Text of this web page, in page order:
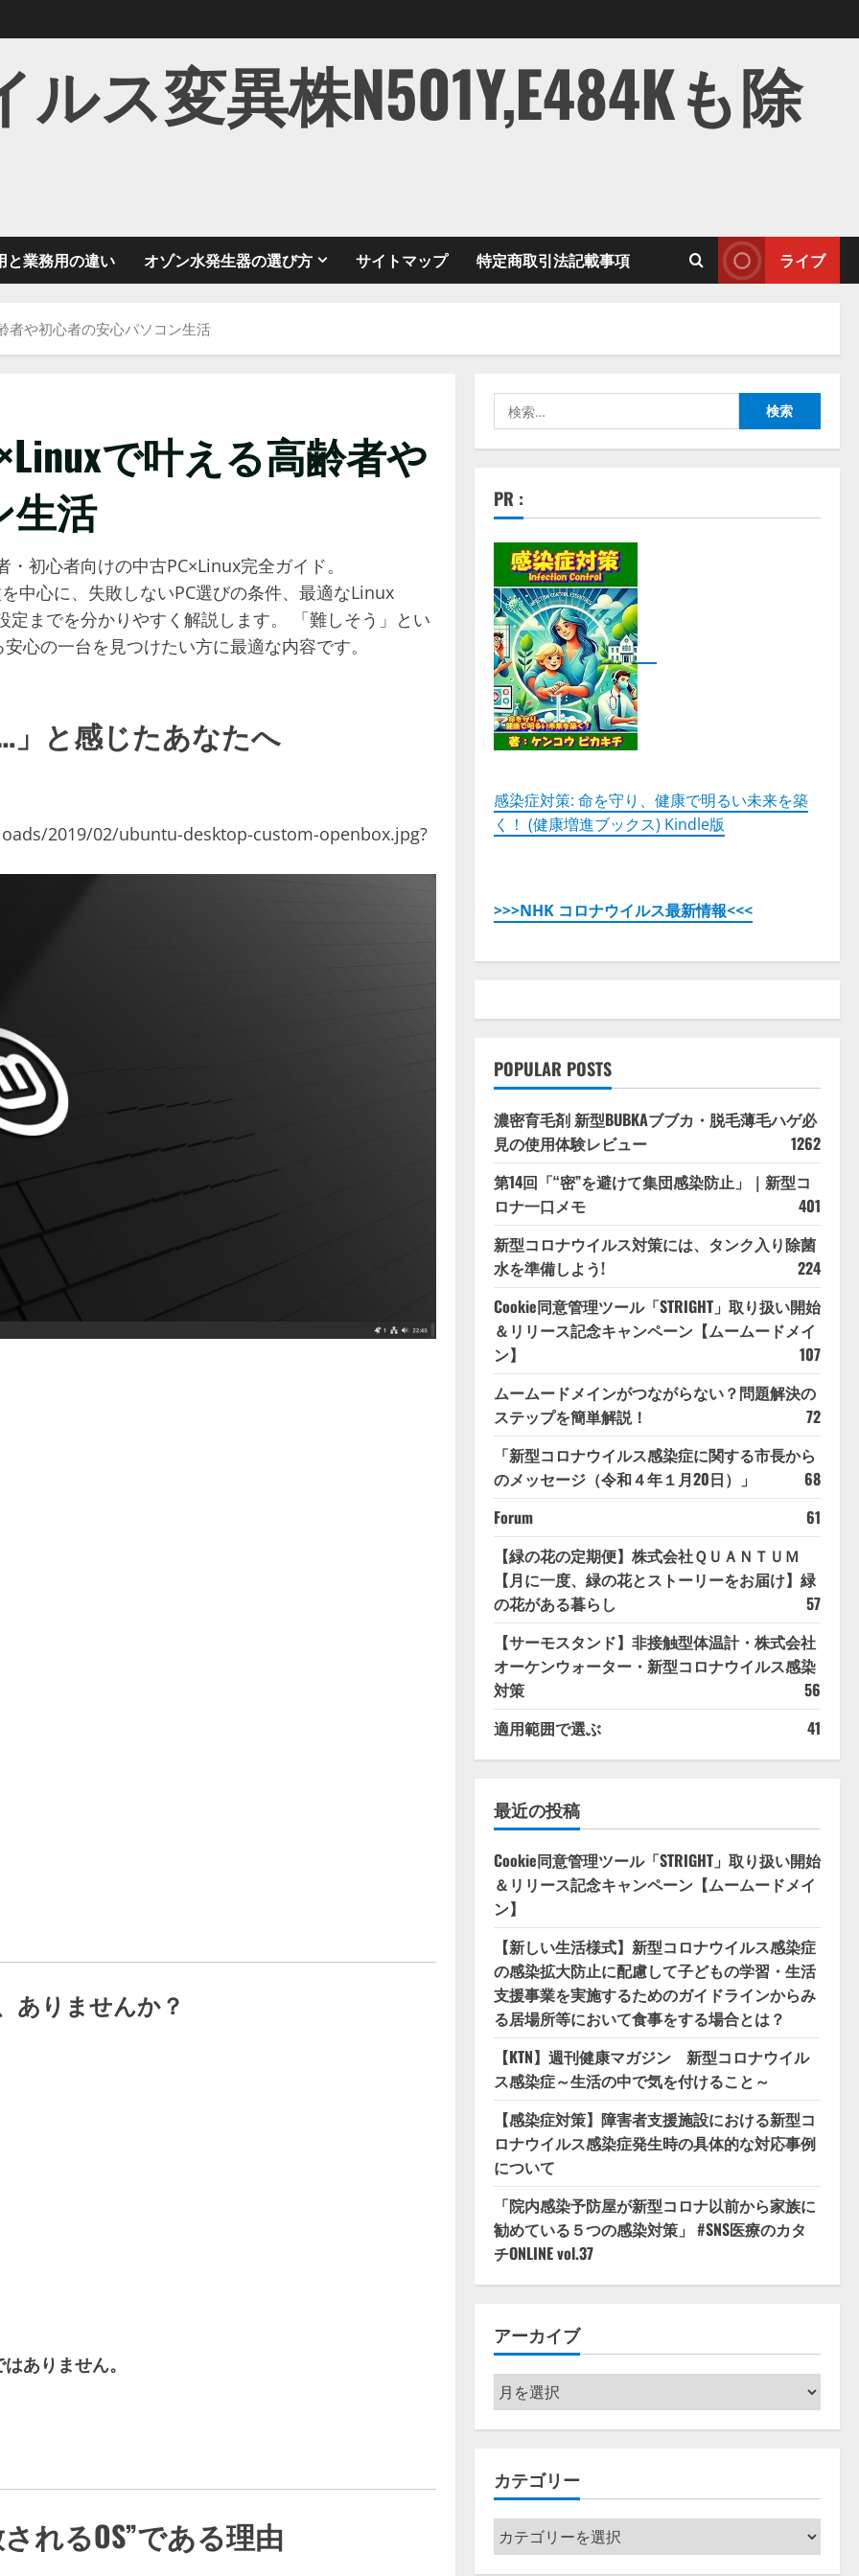
ス変異株N501Y,E484Kも除
と業務用の違い オゾン水発生器の選び方 サイトマップ 特定商取引法記載事項 ライブ
者や初心者の安心パソコン生活
で叶える高齢者や
生活
初心者向けの中古PC×Linux完全ガイド。
中心に、失敗しないPC選びの条件、最適なLinux
までを分かりやすく解説します。 「難しそう」とい
心の一台を見つけたい方に最適な内容です。
」と感じたあなたへ
ありませんか？
ありません。
れるOS”である理由
索:
PR :
感染症対策: 命を守り、健康で明るい未来を築
く！ (健康増進ブックス) Kindle版
>>>NHK コロナウイルス最新情報<<<
POPULAR POSTS
濃密育毛剤 新型BUBKAブブカ・脱毛薄毛ハゲ必
見の使用体験レビュー
1262
第14回「“密”を避けて集団感染防止」｜新型コ
ロナ一口メモ
401
新型コロナウイルス対策には、タンク入り除菌
水を準備しよう!
224
Cookie同意管理ツール「STRIGHT」取り扱い開始
＆リリース記念キャンペーン【ムームードメイ
ン】
107
ムームードメインがつながらない？問題解決の
ステップを簡単解説！
72
「新型コロナウイルス感染症に関する市長から
のメッセージ（令和４年１月20日）」
68
Forum
61
【緑の花の定期便】株式会社ＱＵＡＮＴＵＭ
【月に一度、緑の花とストーリーをお届け】緑
の花がある暮らし
57
【サーモスタンド】非接触型体温計・株式会社
オーケンウォーター・新型コロナウイルス感染
対策
56
適用範囲で選ぶ
41
最近の投稿
Cookie同意管理ツール「STRIGHT」取り扱い開始
＆リリース記念キャンペーン【ムームードメイ
ン】
【新しい生活様式】新型コロナウイルス感染症
の感染拡大防止に配慮して子どもの学習・生活
支援事業を実施するためのガイドラインからみ
る居場所等において食事をする場合とは？
【KTN】週刊健康マガジン 新型コロナウイル
ス感染症～生活の中で気を付けること～
【感染症対策】障害者支援施設における新型コ
ロナウイルス感染症発生時の具体的な対応事例
について
「院内感染予防屋が新型コロナ以前から家族に
勧めている５つの感染対策」 #SNS医療のカタ
チONLINE vol.37
アーカイブ
ア
ー
カ
ブ
カテゴリー
カ
テ